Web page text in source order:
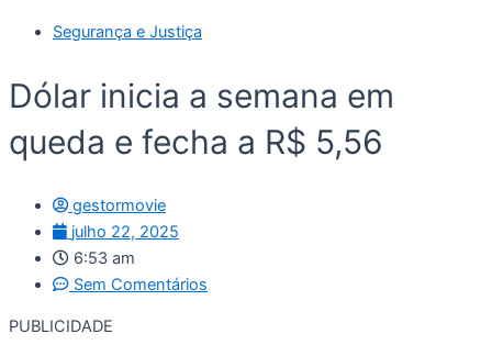
Segurança e Justiça
Dólar inicia a semana em
queda e fecha a R$ 5,56
gestormovie
julho 22, 2025
6:53 am
Sem Comentários
PUBLICIDADE